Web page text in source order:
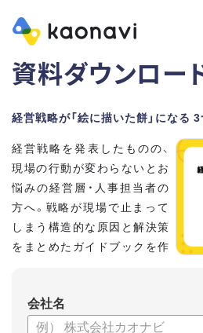
資料ダウンロー
経営戦略が「絵に描いた餅」になる
経営戦略を発表したものの、
現場の行動が変わらないとお
悩みの経営層・人事担当者の
方へ。戦略が現場で止まって
しまう構造的な原因と解決策
をまとめたガイドブックを作
本資料では、自律的に戦略を実行
と、タレントマネジメントの視点
届けします 。
会社名